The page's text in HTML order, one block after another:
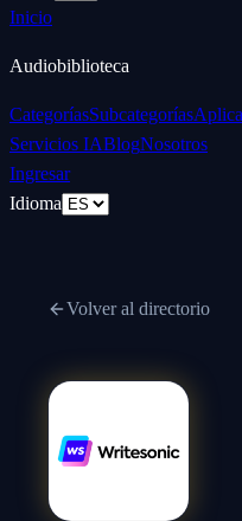
Inicio
Audiobiblioteca
CategoríasSubcategorías
Servicios IABlogNosotros
Ingresar
Idioma
Volver al directorio